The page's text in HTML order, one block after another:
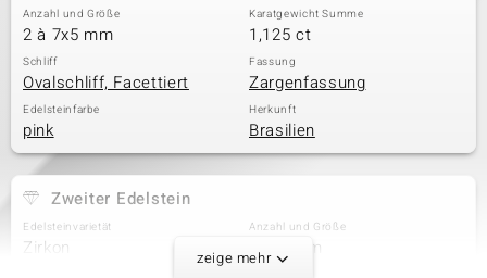
Anzahl und Größe
2 à 7x5 mm
Karatgewicht Summe
1,125 ct
Schliff
Ovalschliff, Facettiert
Fassung
Zargenfassung
Edelsteinfarbe
pink
Herkunft
Brasilien
Zweiter Edelstein
Edelsteinvarietät
Zirkon
Anzahl und Größe
2 à 3 mm
zeige mehr